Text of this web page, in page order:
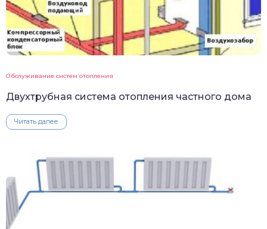
Обслуживание систем отопления
Двухтрубная система отопления частного дома
Читать далее